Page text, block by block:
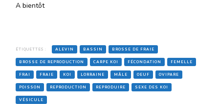
A bientôt
ÉTIQUETTES : ALEVIN BASSIN BROSSE DE FRAIE
BROSSE DE REPRODUCTION CARPE KOI FÉCONDATION FEMELLE
FRAI FRAIE KOI LORRAINE MÂLE OEUF OVIPARE
POISSON REPRODUCTION REPRODUIRE SEXE DES KOI
VÉSICULE